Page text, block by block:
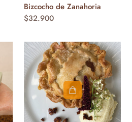
Bizcocho de Zanahoria
Precio
$32.900
Pie
de
manzana